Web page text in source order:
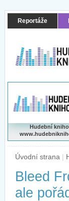
Reportáže
Hudební
Úvodní strana |
Bleed
ale